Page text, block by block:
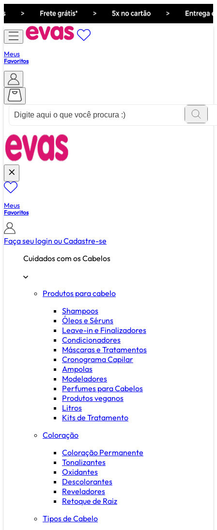
Meus
Favoritos
Meus
Favoritos
Faça seu login ouCadastre-se
Cuidados com os Cabelos
Produtos para cabelo
Shampoos
Óleos e Séruns
Leave-in e Finalizadores
Condicionadores
Máscaras e Tratamentos
Cronograma Capilar
Ampolas
Modeladores
Perfumes para Cabelos
Produtos veganos
Litros
Kits de Tratamento
Coloração
Coloração Permanente
Tonalizantes
Oxidantes
Descolorantes
Reveladores
Retoque de Raiz
Tipos de Cabelo